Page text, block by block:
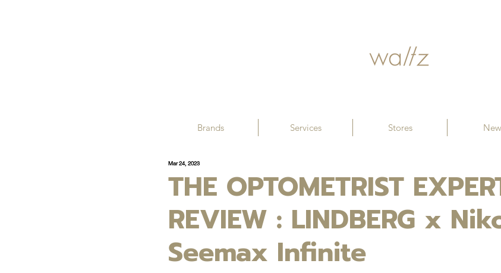
THE OPTOMETRIST
REVIEW : LINDBERG x
Seemax Infinite
Mar 24, 2023
Brands Services Stores